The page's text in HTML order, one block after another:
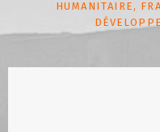
HUMANITAIRE,